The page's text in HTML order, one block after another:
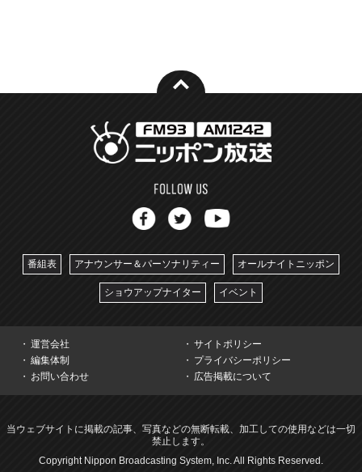
番組表 アナウンサー＆パーソナリティー オールナイトニッポン
ショウアップナイター イベント
運営会社
サイトポリシー
編集体制
プライバシーポリシー
お問い合わせ
広告掲載について
当ウェブサイトに掲載の記事、写真などの無断転載、加工しての使用などは一切
禁止します。
Copyright Nippon Broadcasting System, Inc. All Rights Reserved.